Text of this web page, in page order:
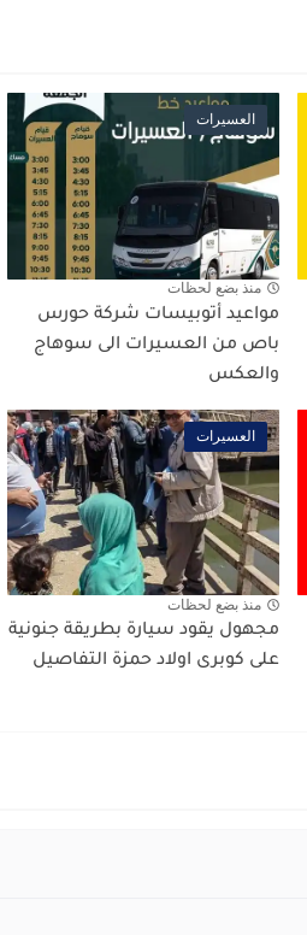
العسيرات
منذ بضع لحظات
مواعيد أتوبيسات شركة حورس
باص من العسيرات الى سوهاج
والعكس
العسيرات
منذ بضع لحظات
مجهول يقود سيارة بطريقة جنونية
على كوبرى اولاد حمزة التفاصيل